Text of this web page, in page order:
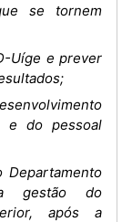
se tornem
Uíge e prever
e do pessoal
Departamento
gestão do
após a